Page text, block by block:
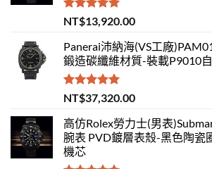
評分5.00
滿分 5
NT$13,920.00
Panerai沛納海(VS工廠
鍛造碳纖維材質-裝載P9010
評分5.00
滿分 5
NT$37,320.00
高仿Rolex勞力士(男表
腕表 PVD鍍層表殼-黑色陶瓷
機芯